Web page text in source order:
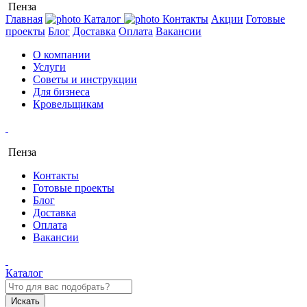
Пенза
Главная
Каталог Контакты Акции Готовые
проекты Блог Доставка Оплата Вакансии
О компании
Услуги
Советы и инструкции
Для бизнеса
Кровельщикам
Пенза
Контакты
Готовые проекты
Блог
Доставка
Оплата
Вакансии
Каталог
Искать